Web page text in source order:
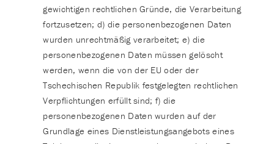
gewichtigen rechtlichen Gründe, die Verarbeitung
fortzusetzen; d) die personenbezogenen Daten
wurden unrechtmäßig verarbeitet; e) die
personenbezogenen Daten müssen gelöscht
werden, wenn die von der EU oder der
Tschechischen Republik festgelegten rechtlichen
Verpflichtungen erfüllt sind; f) die
personenbezogenen Daten wurden auf der
Grundlage eines Dienstleistungsangebots eines